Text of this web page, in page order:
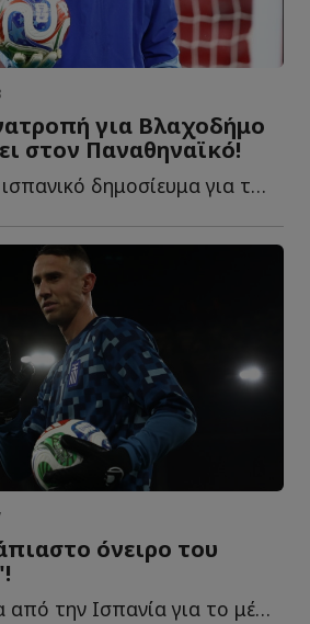
για Βλαχοδήμο
στον Παναθηναϊκό!
Τι αναφέρει νέο ισπανικό δημοσίευμα για το μέλλον τ...
όνειρο του
Νέο δημοσίευμα από την Ισπανία για το μέλλον του Έλληνα τ...